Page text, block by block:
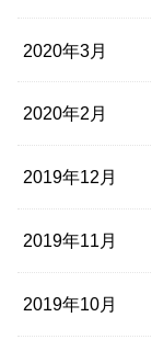
2020年3月
2020年2月
2019年12月
2019年11月
2019年10月